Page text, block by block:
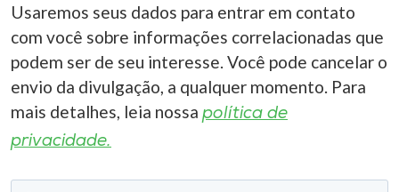
Usaremos seus dados para entrar em contato
com você sobre informações correlacionadas que
podem ser de seu interesse. Você pode cancelar o
envio da divulgação, a qualquer momento. Para
mais detalhes, leia nossa política de
privacidade.